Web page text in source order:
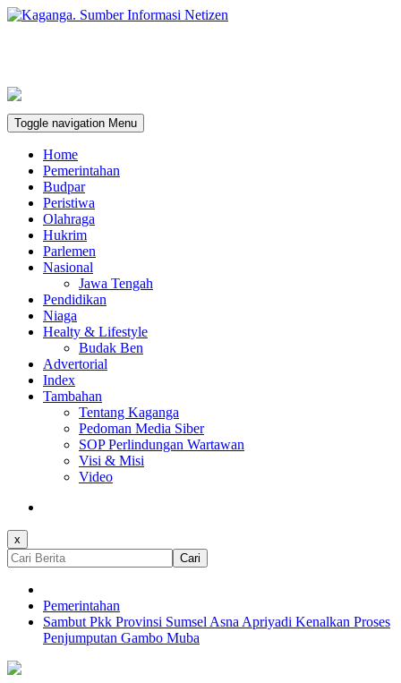
Toggle navigation Menu
Home
Pemerintahan
Budpar
Peristiwa
Olahraga
Hukrim
Parlemen
Nasional
Jawa Tengah
Pendidikan
Niaga
Healty & Lifestyle
Budak Ben
Advertorial
Index
Tambahan
Tentang Kaganga
Pedoman Media Siber
SOP Perlindungan Wartawan
Visi & Misi
Video
x
Cari
Pemerintahan
Sambut Pkk Provinsi Sumsel Asna Apriyadi Kenalkan Proses
Penjumputan Gambo Muba